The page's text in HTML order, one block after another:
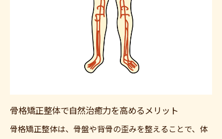
骨格矯正整体で自然治癒力を高めるメリット
骨格矯正整体は、骨盤や背骨の歪みを整えることで、体